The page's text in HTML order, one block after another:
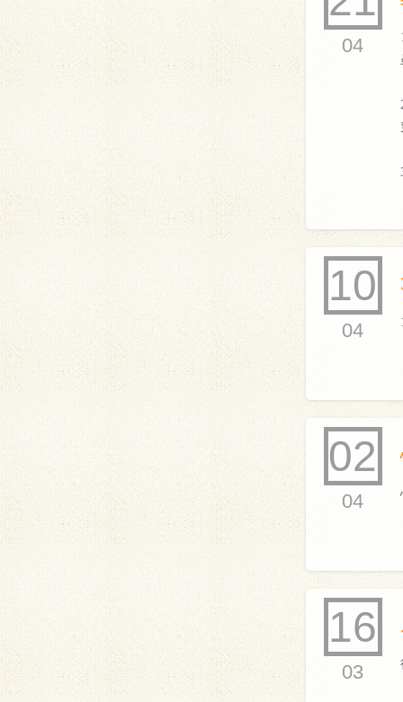
04
10
04
02
04
16
03